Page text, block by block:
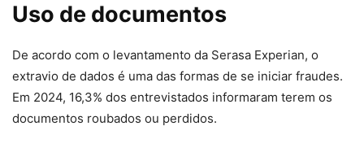
Uso de documentos
De acordo com o levantamento da Serasa Experian, o
extravio de dados é uma das formas de se iniciar fraudes.
Em 2024, 16,3% dos entrevistados informaram terem os
documentos roubados ou perdidos.